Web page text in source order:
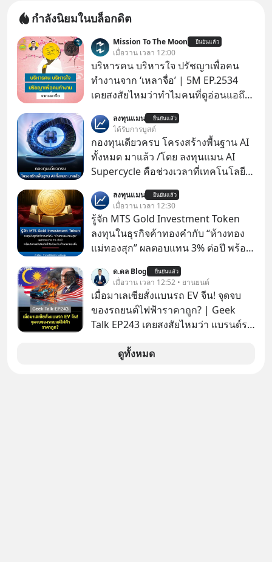
กำลังนิยมในบล็อกดิต
Mission To The Moon ยืนยันแล้ว
เมื่อวาน เวลา 12:00
บริหารคน บริหารใจ ปรัชญาเพื่อคน
ทำงานจาก ‘เหลาจื่อ’ | 5M EP.2534
เคยสงสัยไหมว่าทำไมคนที่ดูอ่อนแอถึง
สถานการณ์ แล้วทำไมคนที่ไม่ออกแรง
ทำอะไรเลยถึงประสบความสำเร็จได้ไว
กว่าใครเพื่อน? ไม่แน่ว่าคนกลุ่มนี้อาจ
จะเป็นคนที่รู้จักบริหารใจตัวเอง และคน
รอบตัวได้เก่งที่สุดก็เป็นได้ โดยพอดแค
สต์ 5M ในวันนี้จะพาทุกคนไปสำรวจวิธี
การบริหารคนและบริหารใจ ปรัชญา
เพื่อคนทำงานจาก ‘เหลาจื่อ’ (เล่าจื๊อ) นัก
ปราชญ์จีนแห่งยุคไปด้วยกัน
ลงทุนแมน ยืนยันแล้ว
ได้รับการบูสต์
กองทุนเดียวครบ โครงสร้างพื้นฐาน AI
ทั้งหมด มาแล้ว /โดย ลงทุนแมน AI
Supercycle คือช่วงเวลาที่เทคโนโลยี
เคลื่อนหลัก ของการเติบโตทาง
เศรษฐกิจ และวิถีชีวิตของผู้คนอย่าง
ยาวนานต่อจากนี้
ลงทุนแมน ยืนยันแล้ว
เมื่อวาน เวลา 12:30
รู้จัก MTS Gold Investment Token
ลงทุนในธุรกิจค้าทองคำกับ “ห้างทอง
แม่ทองสุก” ผลตอบแทน 3% ต่อปี พร้อม
ทองขึ้น / ลงทุนแมนจะเล่าให้ฟัง x MTS
Gold Group กลุ่ม MTS Gold หรือห้าง
ทองแม่ทองสุก อยู่ในธุรกิจทองคำมา
นานกว่า 74 ปี ปัจจุบันนับเป็นกลุ่มธุรกิจ
รายได้รวม 3.5 ล้านล้านบาทในปี 2568
ด.ดล Blog ยืนยันแล้ว
เมื่อวาน เวลา 12:52 • ยานยนต์
เมื่อมาเลเซียสั่งแบนรถ EV จีน! จุดจบ
ของรถยนต์ไฟฟ้าราคาถูก? | Geek
Talk EP243 เคยสงสัยไหมว่า แบรนด์รถ
ราบคาบ จะถูกสกัดดาวรุ่งจนต้องเบรก
ดูทั้งหมด